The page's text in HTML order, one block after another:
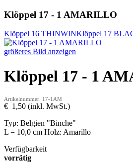
Klöppel 17 - 1 AMARILLO
Klöppel 16 THINWINKlöppel 17
größeres Bild anzeigen
Klöppel 17 - 1
Artikelnummer: 17-1AM
€ 1,50 (inkl. MwSt.)
Typ: Belgien "Binche"
L = 10,0 cm Holz: Amarillo
Verfügbarkeit
vorrätig